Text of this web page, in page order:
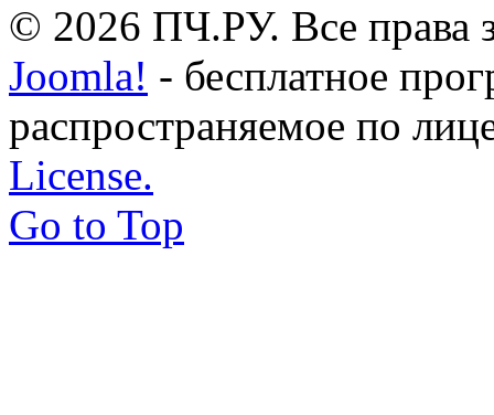
© 2026 ПЧ.РУ. Все права
Joomla! - бесплатное
распространяемое по
License.
Go to Top